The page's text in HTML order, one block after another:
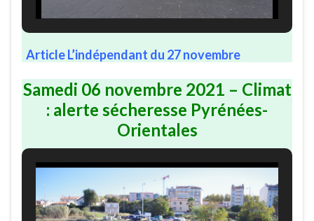
Article L’indépendant du 27 novembre
Samedi 06 novembre 2021 – Climat
: alerte sécheresse Pyrénées-
Orientales